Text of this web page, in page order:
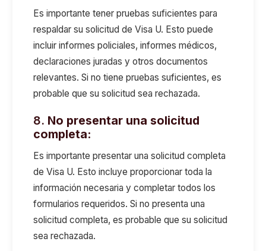
Es importante tener pruebas suficientes para
respaldar su solicitud de Visa U. Esto puede
incluir informes policiales, informes médicos,
declaraciones juradas y otros documentos
relevantes. Si no tiene pruebas suficientes, es
probable que su solicitud sea rechazada.
8. No presentar una solicitud
completa:
Es importante presentar una solicitud completa
de Visa U. Esto incluye proporcionar toda la
información necesaria y completar todos los
formularios requeridos. Si no presenta una
solicitud completa, es probable que su solicitud
sea rechazada.